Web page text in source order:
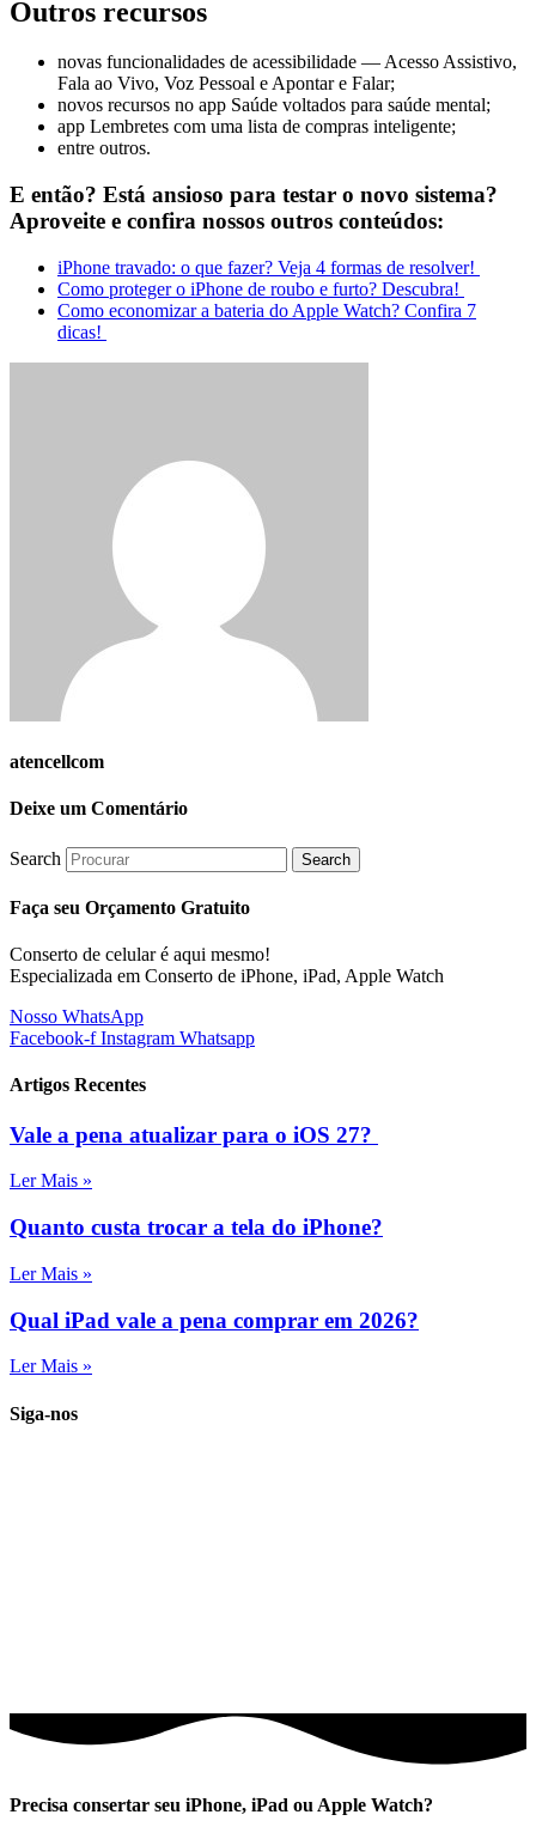
Outros recursos
novas funcionalidades de acessibilidade — Acesso Assistivo,
Fala ao Vivo, Voz Pessoal e Apontar e Falar;
novos recursos no app Saúde voltados para saúde mental;
app Lembretes com uma lista de compras inteligente;
entre outros.
E então? Está ansioso para testar o novo sistema?
Aproveite e confira nossos outros conteúdos:
iPhone travado: o que fazer? Veja 4 formas de resolver!
Como proteger o iPhone de roubo e furto? Descubra!
Como economizar a bateria do Apple Watch? Confira 7
dicas!
atencellcom
Deixe um Comentário
Search Search
Faça seu Orçamento Gratuito
Conserto de celular é aqui mesmo!
Especializada em Conserto de iPhone, iPad, Apple Watch
Nosso WhatsApp
Facebook-f Instagram Whatsapp
Artigos Recentes
Vale a pena atualizar para o iOS 27?
Ler Mais »
Quanto custa trocar a tela do iPhone?
Ler Mais »
Qual iPad vale a pena comprar em 2026?
Ler Mais »
Siga-nos
Precisa consertar seu iPhone, iPad ou Apple Watch?